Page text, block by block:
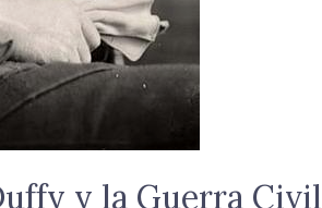
y la Guerra Civil